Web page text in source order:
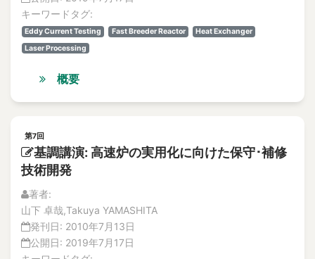
キーワードタグ:
Eddy Current Testing Fast Breeder Reactor
Heat Exchanger
Laser Processing
概要
第7回
基調講演: 高速炉の実用化に向けた保守･補修
技術開発
著者:
山下 卓哉,Takuya YAMASHITA
発刊日: 2010年7月13日
公開日: 2019年7月17日